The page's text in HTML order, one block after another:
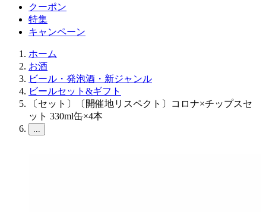
クーポン
特集
キャンペーン
ホーム
お酒
ビール・発泡酒・新ジャンル
ビールセット&ギフト
〔セット〕〔開催地リスペクト〕コロナ×チップスセ
ット 330ml缶×4本
...